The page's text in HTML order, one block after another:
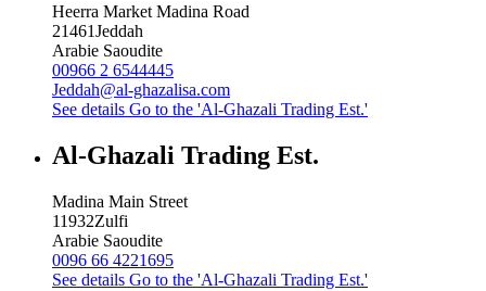
Heerra Market Madina Road
21461Jeddah
Arabie Saoudite
00966 2 6544445
Jeddah@al-ghazalisa.com
See details Go to the 'Al-Ghazali Trading Est.'
Al-Ghazali Trading Est.
Madina Main Street
11932Zulfi
Arabie Saoudite
0096 66 4221695
See details Go to the 'Al-Ghazali Trading Est.'